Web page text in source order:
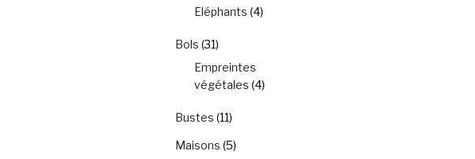
Eléphants (4)
Bols (31)
Empreintes
végétales (4)
Bustes (11)
Maisons (5)